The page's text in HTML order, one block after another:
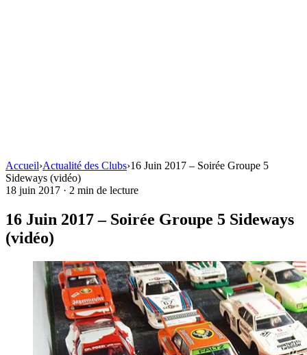
Accueil›Actualité des Clubs›16 Juin 2017 – Soirée Groupe 5
Sideways (vidéo)
18 juin 2017 · 2 min de lecture
16 Juin 2017 – Soirée Groupe 5 Sideways
(vidéo)